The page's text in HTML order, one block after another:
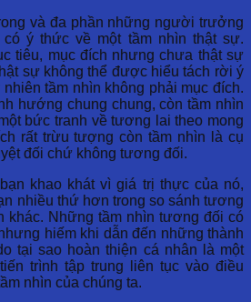
và đa phần những người trưởng
ý thức về một tầm nhìn thật sự.
tiêu, mục đích nhưng chưa thật sự
sự không thể được hiểu tách rời ý
tầm nhìn không phải mục đích.
hướng chung chung, còn tầm nhìn
bức tranh về tương lai theo mong
rất trừu tượng còn tầm nhìn là cụ
đối chứ không tương đối.
khao khát vì giá trị thực của nó,
nhiều thứ hơn trong so sánh tương
khác. Những tầm nhìn tương đối có
hiếm khi dẫn đến những thành
tại sao hoàn thiện cá nhân là một
trình tập trung liên tục vào điều
nhìn của chúng ta.